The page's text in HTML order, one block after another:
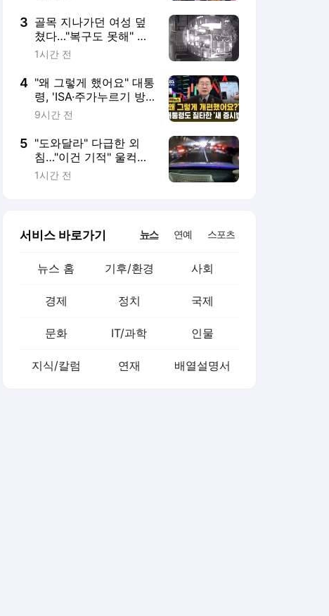
3 골목 지나가던 여성 덮
쳤다…"복구도 못해" 점
주 날벼락
1시간 전
4 "왜 그렇게 했어요" 대통
령, 'ISA·주가누르기 방
지법' 질타
9시간 전
5 "도와달라" 다급한 외
침…"이건 기적" 울컥하
게 한 장면
1시간 전
서비스 바로가기 뉴스 연예 스포츠
뉴스 홈 기후/환경 사회
경제 정치 국제
문화 IT/과학 인물
지식/칼럼 연재 배열설명서